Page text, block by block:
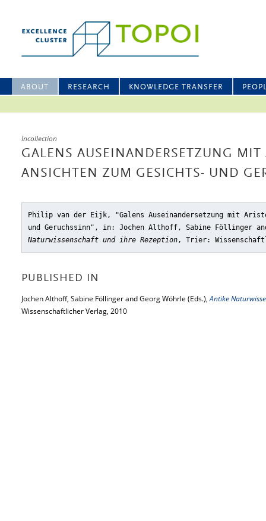
ABOUT RESEARCH KNOWLEDGE TRANSFER
Incollection
GALENS AUSEINANDERSETZUNG MIT
ANSICHTEN ZUM GESICHTS- UND
Philip van der Eijk, "Galens Auseinandersetzung mit
und Geruchssinn" , in: Jochen Althoff, Sabine Föllinger
Naturwissenschaft und ihre Rezeption, Trier:
PUBLISHED IN
Jochen Althoff, Sabine Föllinger and Georg Wöhrle (Eds.),Antike
Wissenschaftlicher Verlag, 2010